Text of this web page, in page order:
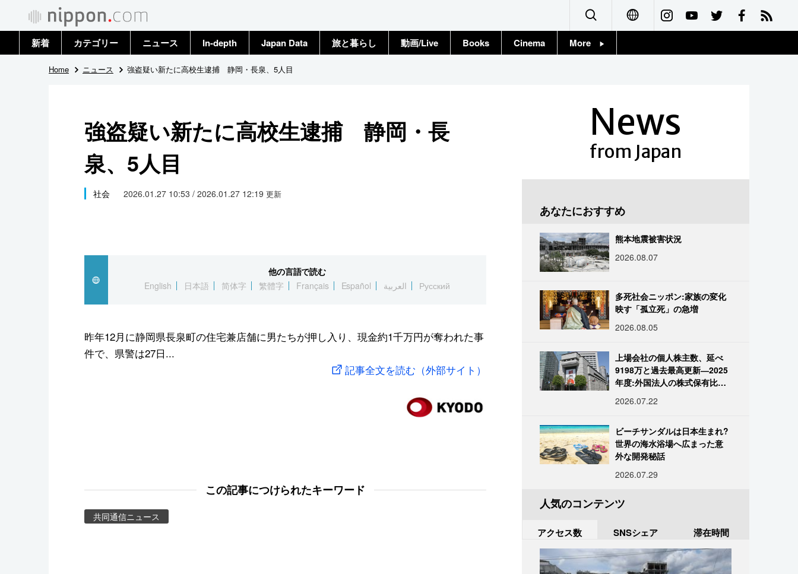
Français
新着 カテゴリー
政治・外交
国際
社会
文化
スポーツ・東京2020
ニュース
トップ
In-depth Japan Data 旅と暮らし 動画/Live Books Cinema More
Home ニュース 強盗疑い新たに高校生逮捕 静岡・長泉、5人目
強盗疑い新たに高校生逮捕 静岡・長
泉、5人目
社会 2026.01.27 10:53 / 2026.01.27 12:19 更新
他の言語で読む
English
日本語 简体字 繁體字 Français Español العربية Русский
昨年12月に静岡県長泉町の住宅兼店舗に男たちが押し入り、現金約1千万円が奪われた事
件で、県警は27日...
記事全文を読む（外部サイト）
この記事につけられたキーワード
共同通信ニュース
News
from Japan
あなたにおすすめ
熊本地震被害状況
2026.08.07
多死社会ニッポン:家族の変化
映す「孤立死」の急増
2026.08.05
上場会社の個人株主数、延べ
9198万と過去最高更新―2025
年度:外国法人の株式保有比率
2026.07.22
ビーチサンダルは日本生まれ?
世界の海水浴場へ広まった意
外な開発秘話
2026.07.29
人気のコンテンツ
アクセス数 SNSシェア 滞在時間